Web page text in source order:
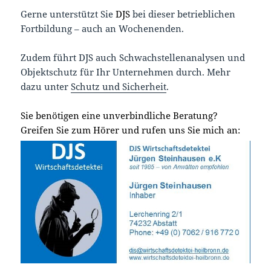
Gerne unterstützt SieDJS bei dieser betrieblichen
Fortbildung – auch an Wochenenden.
Zudem führt DJS auch Schwachstellenanalysen und
Objektschutz für Ihr Unternehmen durch. Mehr
dazu unterSchutz und Sicherheit.
Sie benötigen eine unverbindliche Beratung?
Greifen Sie zum Hörer und rufen uns Sie mich an: